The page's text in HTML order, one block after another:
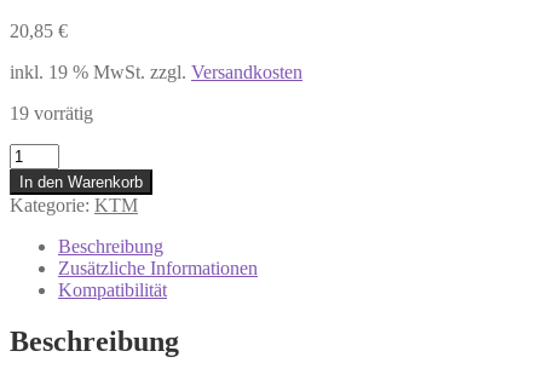
20,85 €
inkl. 19 % MwSt. zzgl. Versandkosten
19 vorrätig
Twin
Air
Luftfilter
für
KTM
EGS
250
EXC
In den Warenkorb
Kategorie: KTM
Beschreibung
Zusätzliche Informationen
Kompatibilität
Beschreibung